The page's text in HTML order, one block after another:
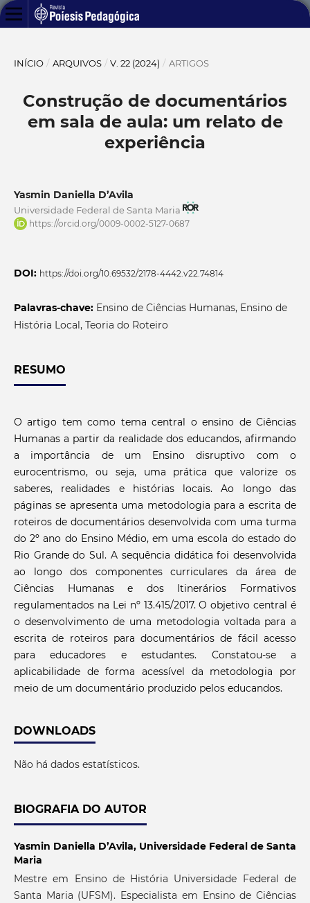
INÍCIO / ARQUIVOS / V. 22 (2024) / ARTIGOS
Construção de documentários
em sala de aula: um relato de
experiência
Yasmin Daniella D’Avila
Universidade Federal de Santa Maria
https://orcid.org/0009-0002-5127-0687
DOI: https://doi.org/10.69532/2178-4442.v22.74814
Palavras-chave: Ensino de Ciências Humanas, Ensino de
História Local, Teoria do Roteiro
RESUMO
O artigo tem como tema central o ensino de Ciências
Humanas a partir da realidade dos educandos, afirmando
a importância de um Ensino disruptivo com o
eurocentrismo, ou seja, uma prática que valorize os
saberes, realidades e histórias locais. Ao longo das
páginas se apresenta uma metodologia para a escrita de
roteiros de documentários desenvolvida com uma turma
do 2º ano do Ensino Médio, em uma escola do estado do
Rio Grande do Sul. A sequência didática foi desenvolvida
ao longo dos componentes curriculares da área de
Ciências Humanas e dos Itinerários Formativos
regulamentados na Lei nº 13.415/2017. O objetivo central é
o desenvolvimento de uma metodologia voltada para a
escrita de roteiros para documentários de fácil acesso
para educadores e estudantes. Constatou-se a
aplicabilidade de forma acessível da metodologia por
meio de um documentário produzido pelos educandos.
DOWNLOADS
Não há dados estatísticos.
BIOGRAFIA DO AUTOR
Yasmin Daniella D’Avila, Universidade Federal de Santa
Maria
Mestre em Ensino de História Universidade Federal de
Santa Maria (UFSM). Especialista em Ensino de Ciências